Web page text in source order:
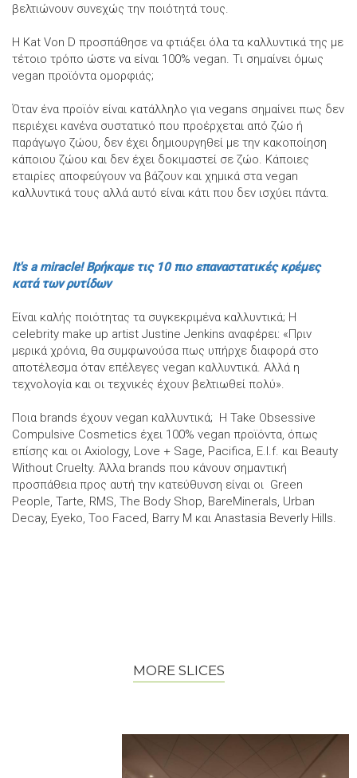
βελτιώνουν συνεχώς την ποιότητά τους.
Η Κat Von D προσπάθησε να φτιάξει όλα τα καλλυντικά της με
τέτοιο τρόπο ώστε να είναι 100% vegan. Tι σημαίνει όμως
vegan προϊόντα ομορφιάς;
Όταν ένα προϊόν είναι κατάλληλο για vegans σημαίνει πως δεν
περιέχει κανένα συστατικό που προέρχεται από ζώο ή
παράγωγο ζώου, δεν έχει δημιουργηθεί με την κακοποίηση
κάποιου ζώου και δεν έχει δοκιμαστεί σε ζώο. Κάποιες
εταιρίες αποφεύγουν να βάζουν και χημικά στα vegan
καλλυντικά τους αλλά αυτό είναι κάτι που δεν ισχύει πάντα.
It's a miracle! Βρήκαμε τις 10 πιο επαναστατικές κρέμες
κατά των ρυτίδων
Είναι καλής ποιότητας τα συγκεκριμένα καλλυντικά; Η
celebrity make up artist Justine Jenkins αναφέρει: «Πριν
μερικά χρόνια, θα συμφωνούσα πως υπήρχε διαφορά στο
αποτέλεσμα όταν επέλεγες vegan καλλυντικά. Αλλά η
τεχνολογία και οι τεχνικές έχουν βελτιωθεί πολύ».
Ποια brands έχουν vegan καλλυντικά; Η Take Obsessive
Compulsive Cosmetics έχει 100% vegan προϊόντα, όπως
επίσης και οι Axiology, Love + Sage, Pacifica, E.l.f. και Beauty
Without Cruelty. Άλλα brands που κάνουν σημαντική
προσπάθεια προς αυτή την κατεύθυνση είναι οι Green
People, Tarte, RMS, The Body Shop, BareMinerals, Urban
Decay, Eyeko, Too Faced, Barry M και Anastasia Beverly Hills.
MORE SLICES